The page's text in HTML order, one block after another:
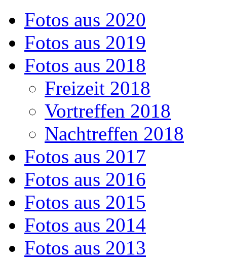
Fotos aus 2020
Fotos aus 2019
Fotos aus 2018
Freizeit 2018
Vortreffen 2018
Nachtreffen 2018
Fotos aus 2017
Fotos aus 2016
Fotos aus 2015
Fotos aus 2014
Fotos aus 2013